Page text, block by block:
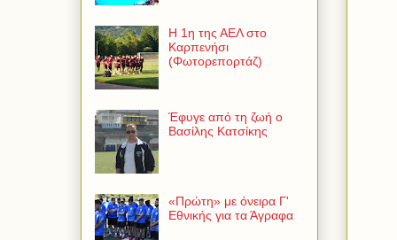
Η 1η της ΑΕΛ στο
Καρπενήσι
(Φωτορεπορτάζ)
Έφυγε από τη ζωή ο
Βασίλης Κατσίκης
«Πρώτη» με όνειρα Γ'
Εθνικής για τα Άγραφα